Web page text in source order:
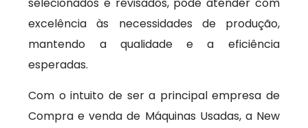
excelência às necessidades de produção,
mantendo a qualidade e a eficiência
esperadas.
Com o intuito de ser a principal empresa de
Compra e venda de Máquinas Usadas, a New